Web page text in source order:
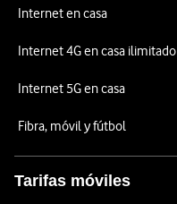
Internet en casa
Internet 4G en casa ilimitado
Internet 5G en casa
Fibra, móvil y fútbol
Tarifas móviles